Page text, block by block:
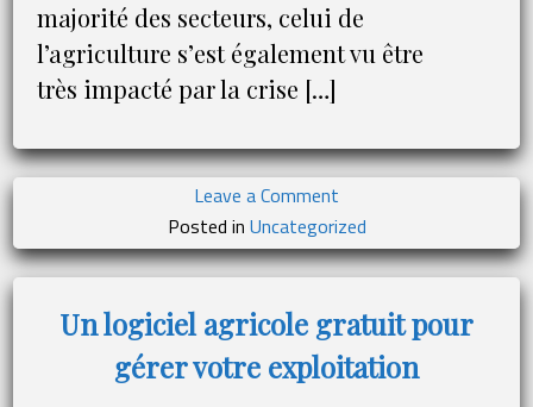
majorité des secteurs, celui de
l’agriculture s’est également vu être
très impacté par la crise […]
Leave a Comment
Quelles
sont
les
aides
publiques
destinées
Posted in Uncategorized
Un logiciel agricole gratuit pour
gérer votre exploitation